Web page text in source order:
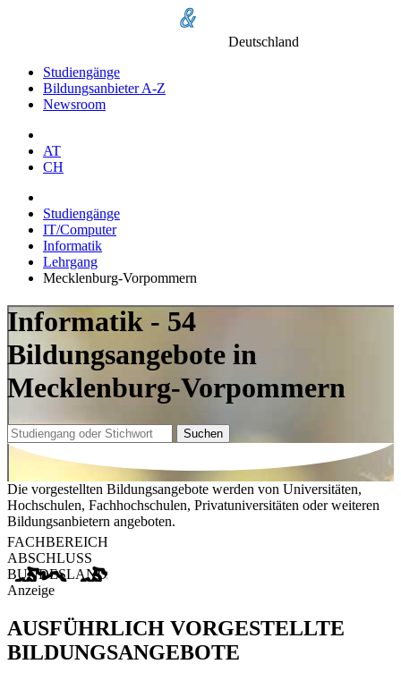
Deutschland
Studiengänge
Bildungsanbieter A-Z
Newsroom
AT
CH
Studiengänge
IT/Computer
Informatik
Lehrgang
Mecklenburg-Vorpommern
Informatik - 54
Bildungsangebote in
Mecklenburg-Vorpommern
Suchen
Die vorgestellten Bildungsangebote werden von Universitäten,
Hochschulen, Fachhochschulen, Privatuniversitäten oder weiteren
Bildungsanbietern angeboten.
FACHBEREICH
ABSCHLUSS
BUNDESLAND
Anzeige
AUSFÜHRLICH VORGESTELLTE
BILDUNGSANGEBOTE